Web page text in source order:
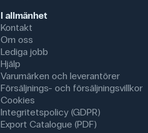
I allmänhet
Kontakt
Om oss
Lediga jobb
Hjälp
Varumärken och leverantörer
Försäljnings- och försäljningsvillkor
Cookies
Integritetspolicy (GDPR)
Export Catalogue (PDF)